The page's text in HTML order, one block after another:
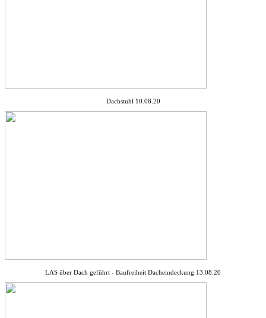
Dachstuhl 10.08.20
LAS über Dach geführt - Baufreiheit Dacheindeckung 13.08.20